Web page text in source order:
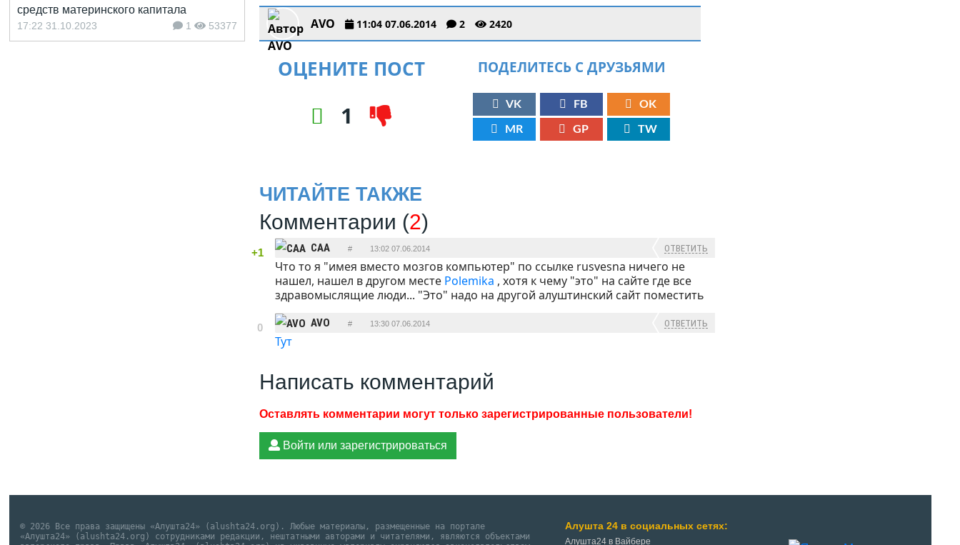
AVO 11:04 07.06.2014 2 2420
ОЦЕНИТЕ ПОСТ
1
ПОДЕЛИТЕСЬ С ДРУЗЬЯМИ
VK FB OK
MR GP TW
ЧИТАЙТЕ ТАКЖЕ
Комментарии (2)
+1 CAA # 13:02 07.06.2014 ОТВЕТИТЬ
Что то я "имея вместо мозгов компьютер" по ссылке rusvesna ничего не
нашел, нашел в другом месте Polemika , хотя к чему "это" на сайте где все
здравомыслящие люди... "Это" надо на другой алуштинский сайт поместить
0 AVO # 13:30 07.06.2014 ОТВЕТИТЬ
Тут
Написать комментарий
Войти или зарегистрироваться
средств материнского капитала
17:22 31.10.2023 1 53377
© 2026 Все права защищены «Алушта24» (alushta24.org). Любые материалы, размещенные на портале
«Алушта24» (alushta24.org) сотрудниками редакции, нештатными авторами и читателями, являются объектами
Алушта 24 в социальных сетях:
Алушта24 в Вайбере